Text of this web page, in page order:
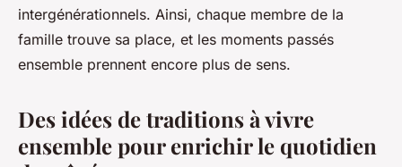
intergénérationnels. Ainsi, chaque membre de la
famille trouve sa place, et les moments passés
ensemble prennent encore plus de sens.
Des idées de traditions à vivre
ensemble pour enrichir le quotidien